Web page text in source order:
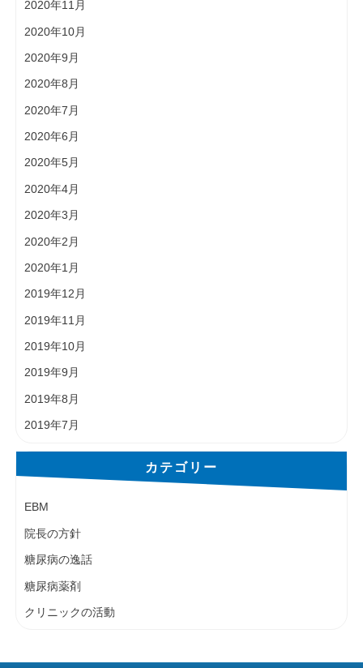
2020年11月
2020年10月
2020年9月
2020年8月
2020年7月
2020年6月
2020年5月
2020年4月
2020年3月
2020年2月
2020年1月
2019年12月
2019年11月
2019年10月
2019年9月
2019年8月
2019年7月
カテゴリー
EBM
院長の方針
糖尿病の逸話
糖尿病薬剤
クリニックの活動